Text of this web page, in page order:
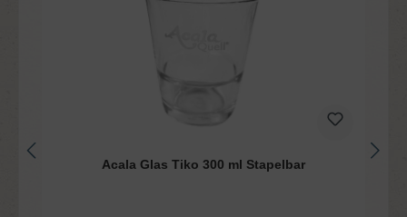
Acala Glas Tiko 300 ml Stapelbar